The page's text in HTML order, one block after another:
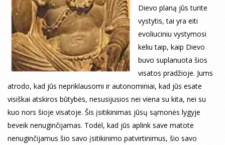
Dievo planą jūs turite
vystytis, tai yra eiti
evoliuciniu vystymosi
keliu taip, kaip Dievo
buvo suplanuota šios
visatos pradžioje. Jums
atrodo, kad jūs nepriklausomi ir autonominiai, kad jūs esate
visiškai atskiros būtybės, nesusijusios nei viena su kita, nei su
kuo nors šioje visatoje. Šis įsitikinimas jūsų sąmonės lygyje
beveik nenuginčijamas. Todėl, kad jūs aplink save matote
nenuginčijamus šio savo įsitikinimo patvirtinimus, šio savo